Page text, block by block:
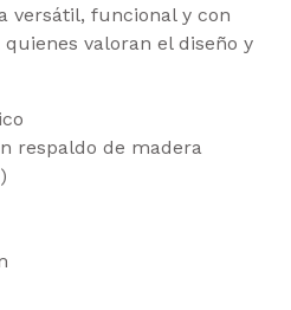
versátil, funcional y con
valoran el diseño y
respaldo de madera